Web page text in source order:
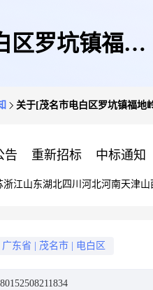
区罗坑镇福地
关于[茂名市电白区罗坑镇福地
告 重新招标 中标通知
浙江山东湖北四川 河北河南天津山
广东省 茂名市 电白区